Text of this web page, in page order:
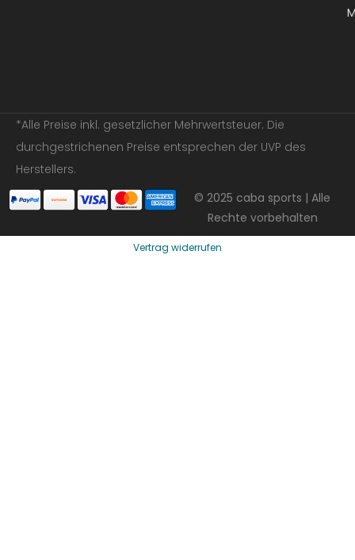
*Alle Preise inkl. gesetzlicher Mehrwertsteuer. Die
durchgestrichenen Preise entsprechen der UVP des
Herstellers.
© 2025 caba sports | Alle
Rechte vorbehalten
Vertrag widerrufen